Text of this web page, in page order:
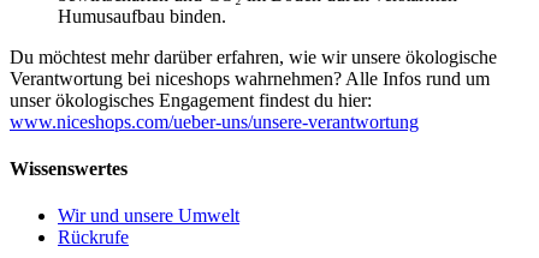
Humusaufbau binden.
Du möchtest mehr darüber erfahren, wie wir unsere ökologische
Verantwortung bei niceshops wahrnehmen? Alle Infos rund um
unser ökologisches Engagement findest du hier:
www.niceshops.com/ueber-uns/unsere-verantwortung
Wissenswertes
Wir und unsere Umwelt
Rückrufe